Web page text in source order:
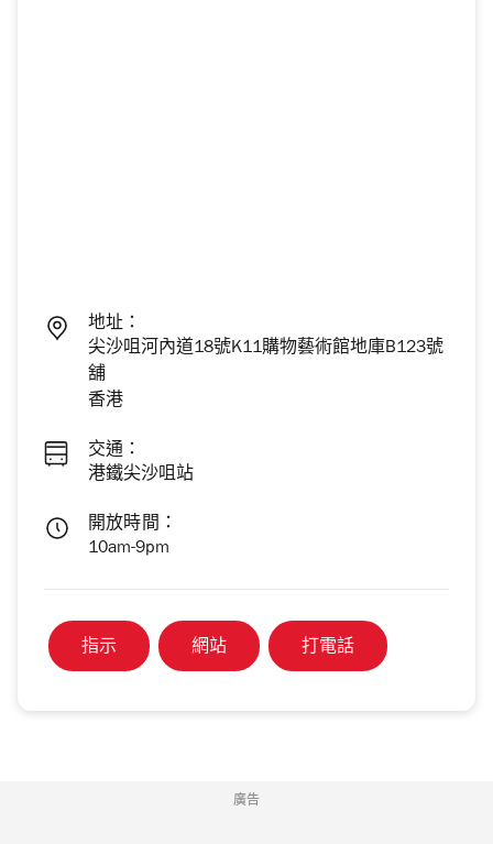
地址：
尖沙咀河內道18號K11購物藝術館地庫B123號
舖
香港
交通：
港鐵尖沙咀站
開放時間：
10am-9pm
指示 網站 打電話
廣告